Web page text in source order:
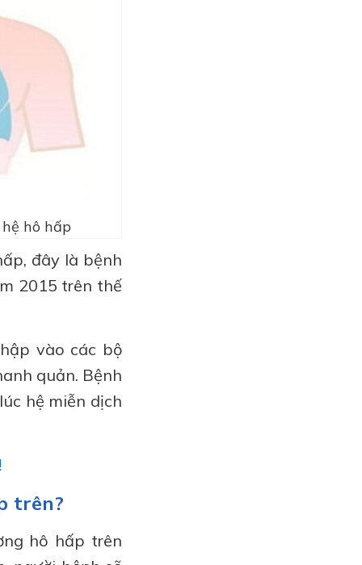
hô hấp
đây là bệnh
2015 trên thế
vào các bộ
quản. Bệnh
hệ miễn dịch
trên?
hô hấp trên